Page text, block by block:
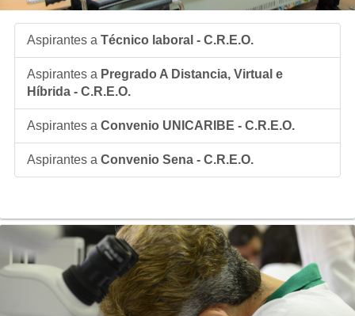
Aspirantes a Técnico laboral - C.R.E.O.
Aspirantes a Pregrado A Distancia, Virtual e
Híbrida - C.R.E.O.
Aspirantes a Convenio UNICARIBE - C.R.E.O.
Aspirantes a Convenio Sena - C.R.E.O.